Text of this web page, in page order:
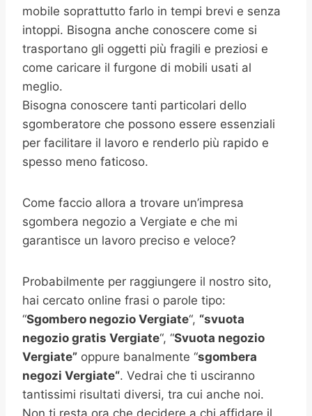
mobile soprattutto farlo in tempi brevi e senza
intoppi. Bisogna anche conoscere come si
trasportano gli oggetti più fragili e preziosi e
come caricare il furgone di mobili usati al
meglio.
Bisogna conoscere tanti particolari dello
sgomberatore che possono essere essenziali
per facilitare il lavoro e renderlo più rapido e
spesso meno faticoso.
Come faccio allora a trovare un’impresa
sgombera negozio a Vergiate e che mi
garantisce un lavoro preciso e veloce?
Probabilmente per raggiungere il nostro sito,
hai cercato online frasi o parole tipo:
“Sgombero negozio Vergiate“, “svuota
negozio gratis Vergiate“, “Svuota negozio
Vergiate” oppure banalmente “sgombera
negozi Vergiate“. Vedrai che ti usciranno
tantissimi risultati diversi, tra cui anche noi.
Non ti resta ora che decidere a chi affidare il